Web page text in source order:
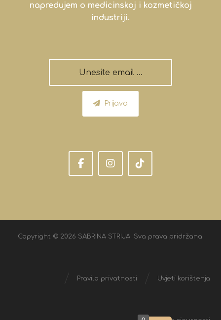
napredujem o medicinskoj i kozmetičkoj
industriji.
Prijava
Copyright © 2026 SABRINA STRIJA. Sva prava pridržana.
Uvjeti korištenja
Pravila privatnosti